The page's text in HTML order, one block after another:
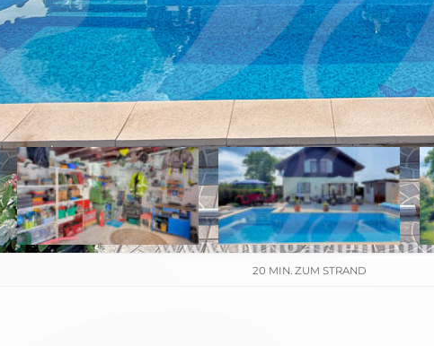
20 MIN. ZUM STRAND